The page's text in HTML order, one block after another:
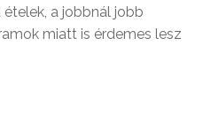
a jobbnál jobb
miatt is érdemes lesz